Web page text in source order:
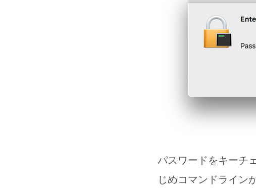
パスワードをキーチ
じめコマンドライン